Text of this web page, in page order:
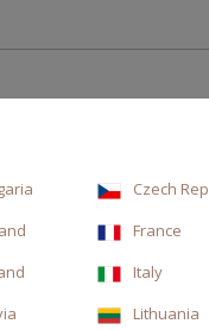
Czech
France
Italy
Lithuania